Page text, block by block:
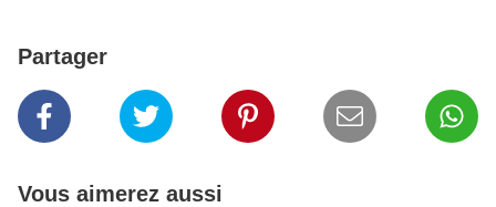
Partager
Vous aimerez aussi